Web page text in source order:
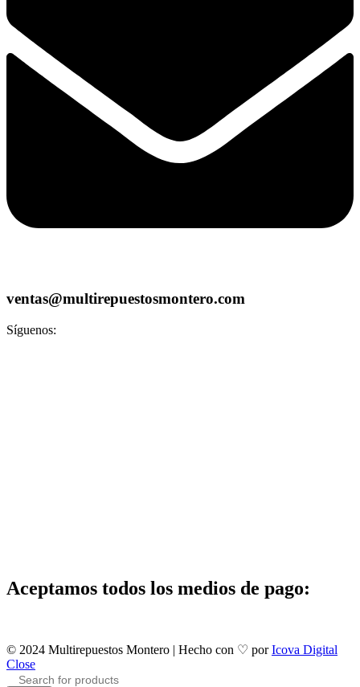
ventas@multirepuestosmontero.com
Síguenos:
Aceptamos todos los medios de pago:
© 2024 Multirepuestos Montero | Hecho con ♡ porIcova Digital
Close